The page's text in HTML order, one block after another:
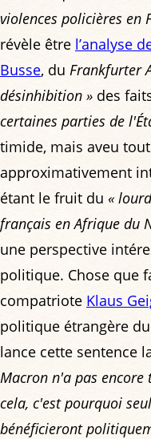
violences policières en
révèle être l’analyse
Busse, du Frankfurter
désinhibition » des
certaines parties de
timide, mais aveu
approximativement
étant le fruit du «
français en Afrique du
une perspective
politique. Chose que
compatriote Klaus
politique étrangère
lance cette sentence
Macron n'a pas
cela, c'est pourquoi
bénéficieront